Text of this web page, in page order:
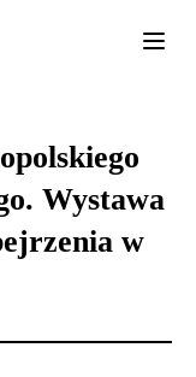
Wystawa
w